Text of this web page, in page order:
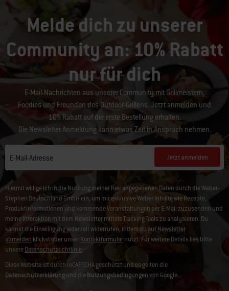
Melde dich zu unserer
Community an: 10% Rabatt
nur für dich
E-Mail-Nachrichten aus unserer Community mit Grillmeistern,
Foodies und Freunden des Outdoor-Grillens. Jetzt anmelden und
10% Rabatt auf die erste Bestellung erhalten.
Die Newsletter Anmeldung kann etwas Zeit in Anspruch nehmen.
E-Mail-Adresse Jetzt anmelden
Hiermit willige ich in die Nutzung meiner hier angegebenen Daten durch die Weber-
Stephen Deutschland GmbH ein, um mir exklusive Weber Inhalte wie Rezepte,
Produktinformationen und kommende Veranstaltungen per E-Mail zuzusenden und
meine Interaktion mit dem Newsletter mittels Tracking Tools zu analysieren. Du
kannst die Einwilligung jederzeit widerrufen, indem du aufNewsletter
abmelden klickst oder unserKontaktformularnutzt. Für weitere Details lies bitte
unsereDatenschutzrichtlinie.
Diese Website ist durch reCAPTCHA geschützt und es gelten die
Datenschutzerklärungund dieNutzungsbedingungenvon Google.